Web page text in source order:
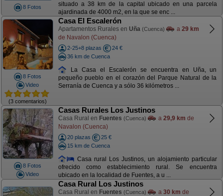
8 Fotos
situado a 38 km de la capital ubicado en una parcela
ajardinada de 4000 m2, en la que se enc ...
8 Fotos
Video
(3 comentarios)
Casa El Escalerón
Apartamentos Rurales en Uña (Cuenca) a 29 km
de Navalon (Cuenca)
2-25+8 plazas
24 €
36 km de Cuenca
La Casa el Escalerón se encuentra en Uña, un
pequeño pueblo en el corazón del Parque Natural de la
Serranía de Cuenca y a sólo 36 kilómetros ...
8 Fotos
Video
Casas Rurales Los Justinos
Casa Rural en Fuentes (Cuenca) a 29,9 km de
Navalon (Cuenca)
20 plazas
25 €
15 km de Cuenca
Casa rural Los Justinos, un alojamiento particular
ofrecido como establecimiento rural. Se encuentra
ubicado en la localidad de Fuentes, a u ...
Casa Rural Los Justinos
Casa Rural en Fuentes (Cuenca) a 30 km de